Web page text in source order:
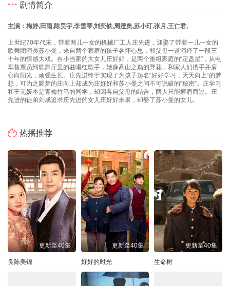
剧情简介
主演：梅婷,田雨,陈昊宇,李雪琴,刘奕铁,周澄奥,苏小玎,张月,王仁君,
上世纪70年代末，带着两儿一女的机械厂工人庄先进，迎娶了带着一儿一女的
歌舞团演员苏小曼，来自两个家庭的孩子各怀心思，和父母一道演绎了一段三
十年的情感大戏。自小当家的大女儿庄好好，是两个重组家庭的“定盘星”，从电
车售票员到歌舞厅里的驻唱红歌手，她像高山之巅的野花，和家人们携手并肩
心向阳光，顽强生长。庄先进终于实现了为孩子起名“好好学习，天天向上”的梦
想，可为之圆梦的庄向上却成为庄好好和苏小曼之间不可说破的“秘密”。庄学习
和王元媛本是青梅竹马的同学，却因各自父母的结合，两人只能擦肩而过。庄
先进的徒弟刘成追求庄先进的女儿庄好好未果，却娶了苏小曼的女儿。
热播推荐
更新至40集
良陈美锦
更新至40集
好好的时光
更新至40集
生命树